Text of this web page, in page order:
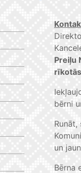
Preiļu
bērni
un
Bērna